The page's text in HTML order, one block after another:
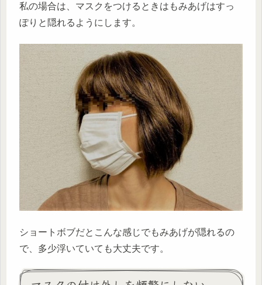
私の場合は、マスクをつけるときはもみあげはすっ
ぽりと隠れるようにします。
ショートボブだとこんな感じでもみあげが隠れるの
で、多少浮いていても大丈夫です。